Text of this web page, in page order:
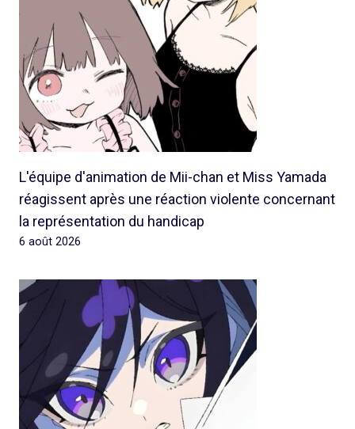
L'équipe d'animation de Mii-chan et Miss Yamada
réagissent après une réaction violente concernant
la représentation du handicap
6 août 2026